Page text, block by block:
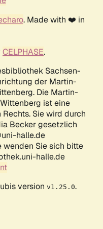
. Made with ❤️ in
CELPHASE.
Sachsen-
der Martin-
Die Martin-
ist eine
Sie wird durch
Becker gesetzlich
halle.de
wenden Sie sich bitte
halle.de
version v1.25.0.